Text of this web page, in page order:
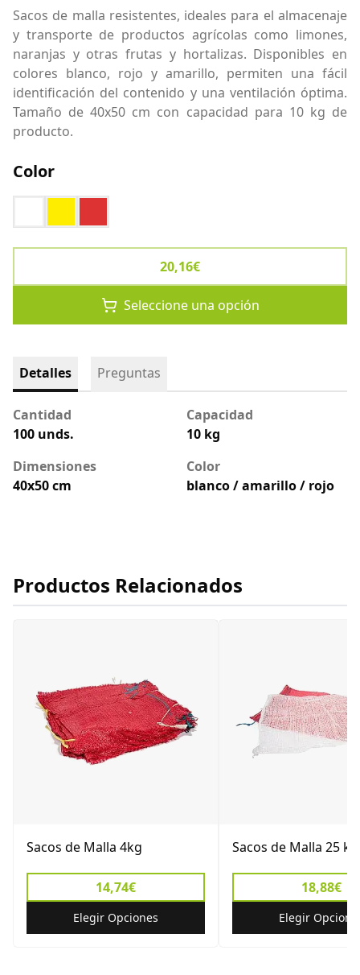
Sacos de malla resistentes, ideales para el almacenaje
y transporte de productos agrícolas como limones,
naranjas y otras frutas y hortalizas. Disponibles en
colores blanco, rojo y amarillo, permiten una fácil
identificación del contenido y una ventilación óptima.
Tamaño de 40x50 cm con capacidad para 10 kg de
producto.
Color
20,16€
Seleccione una opción
Detalles Preguntas
Cantidad
100 unds.
Capacidad
10 kg
Dimensiones
40x50 cm
Color
blanco / amarillo / rojo
Productos Relacionados
Sacos de Malla 4kg
14,74€
Elegir Opciones
Sacos de Malla 25 kg
18,88€
Elegir